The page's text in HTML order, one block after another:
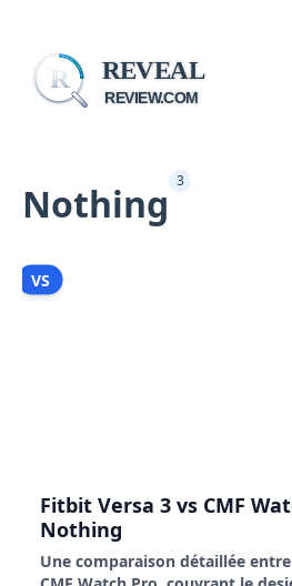
R REVEAL
REVIEW.COM
Nothing 3
VS
Fitbit Versa 3 vs CMF
Nothing
Une comparaison détaillée